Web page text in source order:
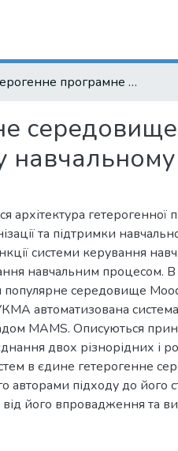
Гетерогенне програмне навчальне середовище для організації очного і електронного навчання у вищому навчальному закладі
архітектура гетерогенної
та підтримки
системи керування
навчальним процесом. В
популярне середовище
автоматизована
MAMS. Описуються
двох різнорідних і
в єдине гетерогенне
авторами підходу до його
від його впровадження та